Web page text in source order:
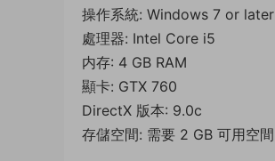
操作系統: Windows 7 or later
處理器: Intel Core i5
内存: 4 GB RAM
顯卡: GTX 760
DirectX 版本: 9.0c
存儲空間: 需要 2 GB 可用空間